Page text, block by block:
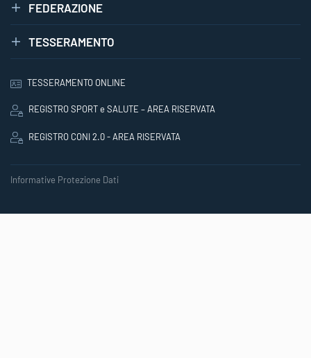
FEDERAZIONE
TESSERAMENTO
TESSERAMENTO ONLINE
REGISTRO SPORT e SALUTE – AREA RISERVATA
REGISTRO CONI 2.0 - AREA RISERVATA
Informative Protezione Dati